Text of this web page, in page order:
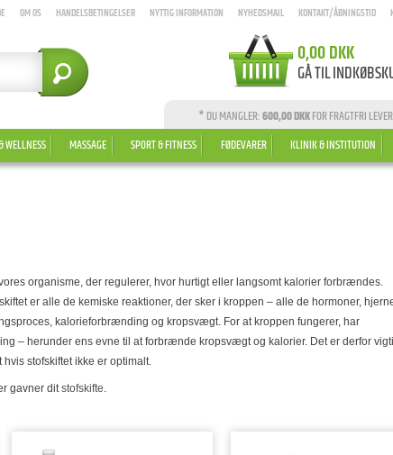
OM OS HANDELSBETINGELSER NYTTIG INFORMATION NYHEDSMAIL KONTAKT/ÅBNINGSTID
0,00 DKK
GÅ TIL
* DU MANGLER:600,00 DKKFOR FRAGTFRI
WELLNESS MASSAGE SPORT & FITNESS FØDEVARER KLINIK & INSTITUTION
organisme, der regulerer, hvor hurtigt eller langsomt kalorier forbrændes.
er alle de kemiske reaktioner, der sker i kroppen – alle de hormoner,
kalorieforbrænding og kropsvægt. For at kroppen fungerer, har
– herunder ens evne til at forbrænde kropsvægt og kalorier. Det er derfor
stofskiftet ikke er optimalt.
gavner dit stofskifte